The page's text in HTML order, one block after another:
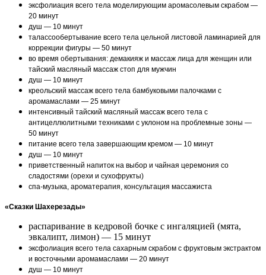
эксфолиация всего тела моделирующим аромасолевым скрабом —
20 минут
душ — 10 минут
талассообертывание всего тела цельной листовой ламинарией для
коррекции фигуры — 50 минут
во время обертывания: демакияж и массаж лица для женщин или
тайский масляный массаж стоп для мужчин
душ — 10 минут
креольский массаж всего тела бамбуковыми палочками с
аромамаслами — 25 минут
интенсивный тайский масляный массаж всего тела с
антицеллюлитными техниками с уклоном на проблемные зоны —
50 минут
питание всего тела завершающим кремом — 10 минут
душ — 10 минут
приветственный напиток на выбор и чайная церемония со
сладостями (орехи и сухофрукты)
спа-музыка, ароматерапия, консультация массажиста
«Сказки Шахерезады»
распаривание в кедровой бочке с ингаляцией (мята,
эвкалипт, лимон) — 15 минут
эксфолиация всего тела сахарным скрабом с фруктовым экстрактом
и восточными аромамаслами — 20 минут
душ — 10 минут